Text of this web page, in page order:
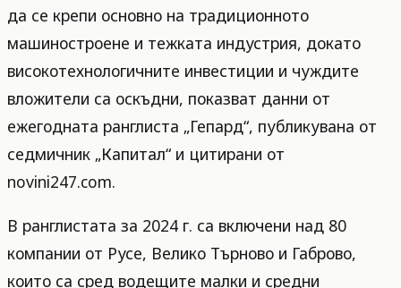
да се крепи основно на традиционното
машиностроене и тежката индустрия, докато
високотехнологичните инвестиции и чуждите
вложители са оскъдни, показват данни от
ежегодната ранглиста „Гепард“, публикувана от
седмичник „Капитал“ и цитирани от
novini247.com.
В ранглистата за 2024 г. са включени над 80
компании от Русе, Велико Търново и Габрово,
които са сред водещите малки и средни